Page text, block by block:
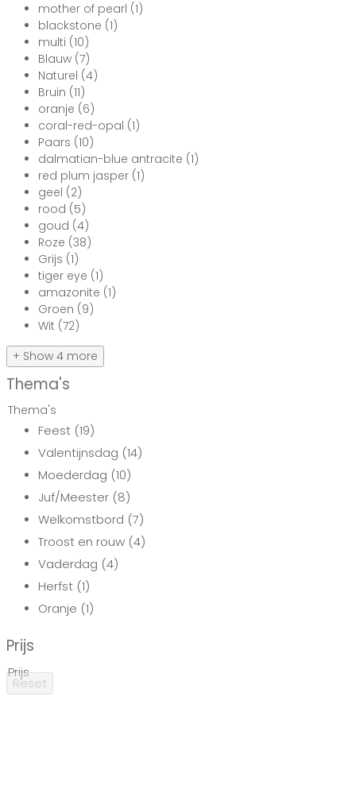
mother of pearl (1)
blackstone (1)
multi (10)
Blauw (7)
Naturel (4)
Bruin (11)
oranje (6)
coral-red-opal (1)
Paars (10)
dalmatian-blue antracite (1)
red plum jasper (1)
geel (2)
rood (5)
goud (4)
Roze (38)
Grijs (1)
tiger eye (1)
amazonite (1)
Groen (9)
Wit (72)
+ Show 4 more
Thema's
Thema's
Feest (19)
Valentijnsdag (14)
Moederdag (10)
Juf/Meester (8)
Welkomstbord (7)
Troost en rouw (4)
Vaderdag (4)
Herfst (1)
Oranje (1)
Prijs
Prijs
Reset